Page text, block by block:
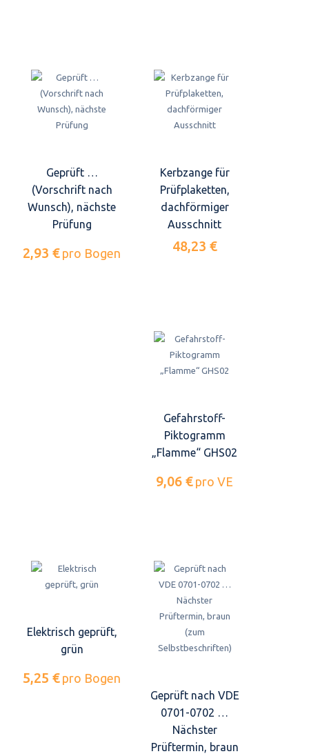
Geprüft …
(Vorschrift nach
Wunsch), nächste
Prüfung
2,93 € pro Bogen
Kerbzange für
Prüfplaketten,
dachförmiger
Ausschnitt
48,23 €
Gefahrstoff-
Piktogramm
„Flamme“ GHS02
9,06 € pro VE
Elektrisch geprüft,
grün
5,25 € pro Bogen
Geprüft nach VDE
0701-0702 …
Nächster
Prüftermin, braun